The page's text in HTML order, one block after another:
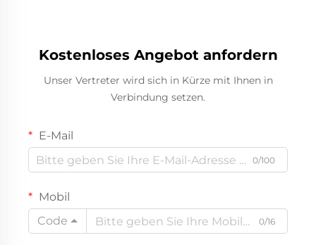
Kostenloses Angebot anfordern
Unser Vertreter wird sich in Kürze mit Ihnen in
Verbindung setzen.
E-Mail
0/100
Mobil
Code
0/16